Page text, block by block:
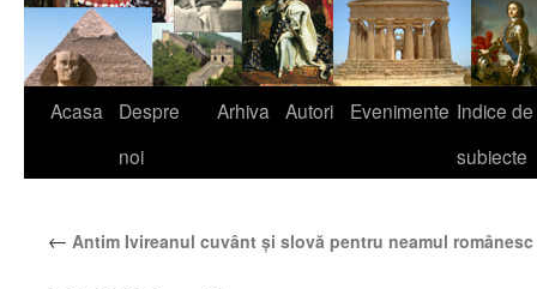
Acasa
Despre
noi
Arhiva Autori Evenimente Indice de
subiecte
← Antim Ivireanul cuvânt şi slovă pentru neamul românesc